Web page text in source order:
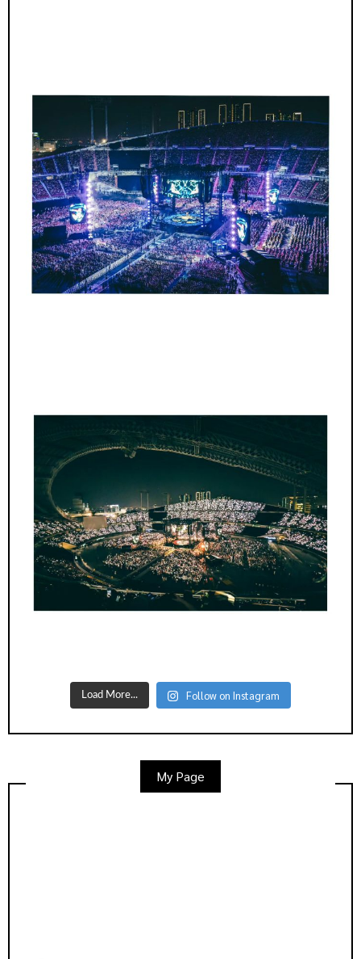
Load More... Follow on Instagram
My Page